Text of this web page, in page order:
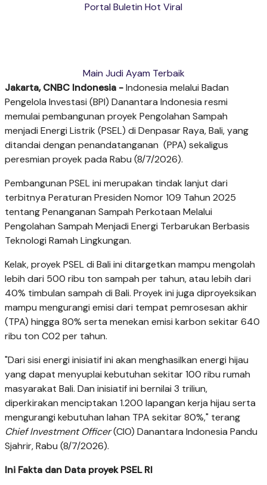
Portal Buletin Hot Viral
Main Judi Ayam Terbaik
Jakarta, CNBC Indonesia -Indonesia melalui Badan
Pengelola Investasi (BPI) Danantara Indonesia resmi
memulai pembangunan proyek Pengolahan Sampah
menjadi Energi Listrik (PSEL) di Denpasar Raya, Bali, yang
ditandai dengan penandatanganan (PPA) sekaligus
peresmian proyek pada Rabu (8/7/2026).
Pembangunan PSEL ini merupakan tindak lanjut dari
terbitnya Peraturan Presiden Nomor 109 Tahun 2025
tentang Penanganan Sampah Perkotaan Melalui
Pengolahan Sampah Menjadi Energi Terbarukan Berbasis
Teknologi Ramah Lingkungan.
Kelak, proyek PSEL di Bali ini ditargetkan mampu mengolah
lebih dari 500 ribu ton sampah per tahun, atau lebih dari
40% timbulan sampah di Bali. Proyek ini juga diproyeksikan
mampu mengurangi emisi dari tempat pemrosesan akhir
(TPA) hingga 80% serta menekan emisi karbon sekitar 640
ribu ton C02 per tahun.
"Dari sisi energi inisiatif ini akan menghasilkan energi hijau
yang dapat menyuplai kebutuhan sekitar 100 ribu rumah
masyarakat Bali. Dan inisiatif ini bernilai 3 triliun,
diperkirakan menciptakan 1.200 lapangan kerja hijau serta
mengurangi kebutuhan lahan TPA sekitar 80%," terang
Chief Investment Officer(CIO) Danantara Indonesia Pandu
Sjahrir, Rabu (8/7/2026).
Ini Fakta dan Data proyek PSEL RI